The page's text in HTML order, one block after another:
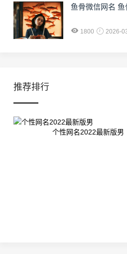
鱼骨微信网名
1800 2026-
推荐排行
个性网名2022最新版男